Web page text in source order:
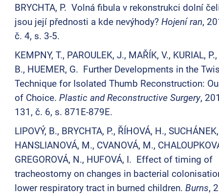
BRYCHTA, P. Volná fibula v rekonstrukci dolní
jsou její přednosti a kde nevýhody? Hojení ran,
č. 4, s. 3-5.
KEMPNY, T., PAROULEK, J., MAŘÍK, V., KURIAL,
B., HUEMER, G. Further Developments in the
Technique for Isolated Thumb Reconstruction:
of Choice. Plastic and Reconstructive Surgery,
131, č. 6, s. 871E-879E.
LIPOVÝ, B., BRYCHTA, P., ŘÍHOVÁ, H.,
HANSLIANOVÁ, M., CVANOVÁ, M.,
GREGOROVÁ, N., HUFOVÁ, I. Effect of timing of
tracheostomy on changes in bacterial
lower respiratory tract in burned children. Burns,